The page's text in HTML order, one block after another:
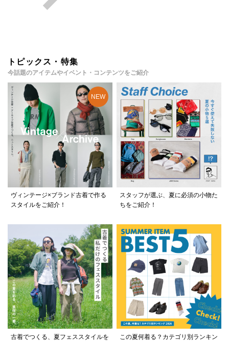
トピックス・特集
今話題のアイテムやイベント・コンテンツをご紹介
ヴィンテージ×ブランド古着で作る
スタイルをご紹介！
スタッフが選ぶ、夏に必須の小物た
ちをご紹介！
古着でつくる、夏フェススタイルを
この夏何着る？カテゴリ別ランキン